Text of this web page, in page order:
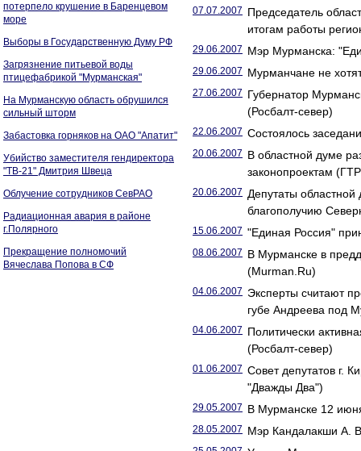
потерпело крушение в Баренцевом
море
Выборы в Государственную Думу РФ
Загрязнение питьевой воды
птицефабрикой "Мурманская"
На Мурманскую область обрушился
сильный шторм
Забастовка горняков на ОАО "Апатит"
Убийство заместителя гендиректора
"ТВ-21" Дмитрия Швеца
Облучение сотрудников СевРАО
Радиационная авария в районе
г.Полярного
Прекращение полномочий
Вячеслава Попова в СФ
07.07.2007 Председатель
итогам работы
29.06.2007 Мэр Мурманска:
29.06.2007 Мурманчане не
27.06.2007 Губернатор
(Росбалт-север)
22.06.2007 Состоялось
20.06.2007 В областной думе
законопроектам
20.06.2007 Депутаты
благополучию
15.06.2007 "Единая Россия"
08.06.2007 В Мурманске в
(Murman.Ru)
04.06.2007 Эксперты считают
губе Андреева под
04.06.2007 Политически
(Росбалт-север)
01.06.2007 Совет депутатов г.
"Дважды Два")
29.05.2007 В Мурманске 12
28.05.2007 Мэр Кандалакши А.